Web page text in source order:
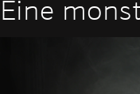
Eine